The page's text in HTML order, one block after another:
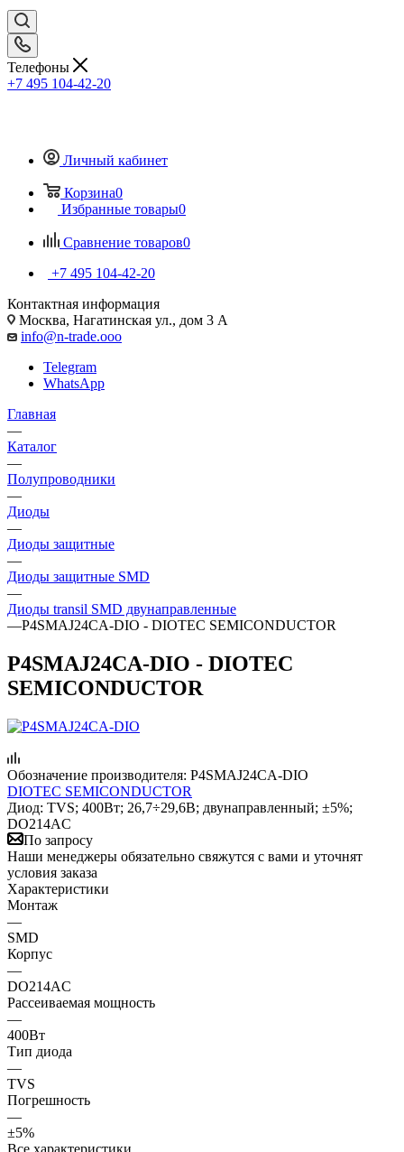
Телефоны
+7 495 104-42-20
Личный кабинет
Корзина0
Избранные товары0
Сравнение товаров0
+7 495 104-42-20
Контактная информация
Москва, Нагатинская ул., дом 3 А
info@n-trade.ooo
Telegram
WhatsApp
Главная
—
Каталог
—
Полупроводники
—
Диоды
—
Диоды защитные
—
Диоды защитные SMD
—
Диоды transil SMD двунаправленные
—P4SMAJ24CA-DIO - DIOTEC SEMICONDUCTOR
P4SMAJ24CA-DIO - DIOTEC
SEMICONDUCTOR
Обозначение производителя: P4SMAJ24CA-DIO
DIOTEC SEMICONDUCTOR
Диод: TVS; 400Вт; 26,7÷29,6В; двунаправленный; ±5%;
DO214AC
По запросу
Наши менеджеры обязательно свяжутся с вами и уточнят
условия заказа
Характеристики
Монтаж
—
SMD
Корпус
—
DO214AC
Рассеиваемая мощность
—
400Вт
Тип диода
—
TVS
Погрешность
—
±5%
Все характеристики